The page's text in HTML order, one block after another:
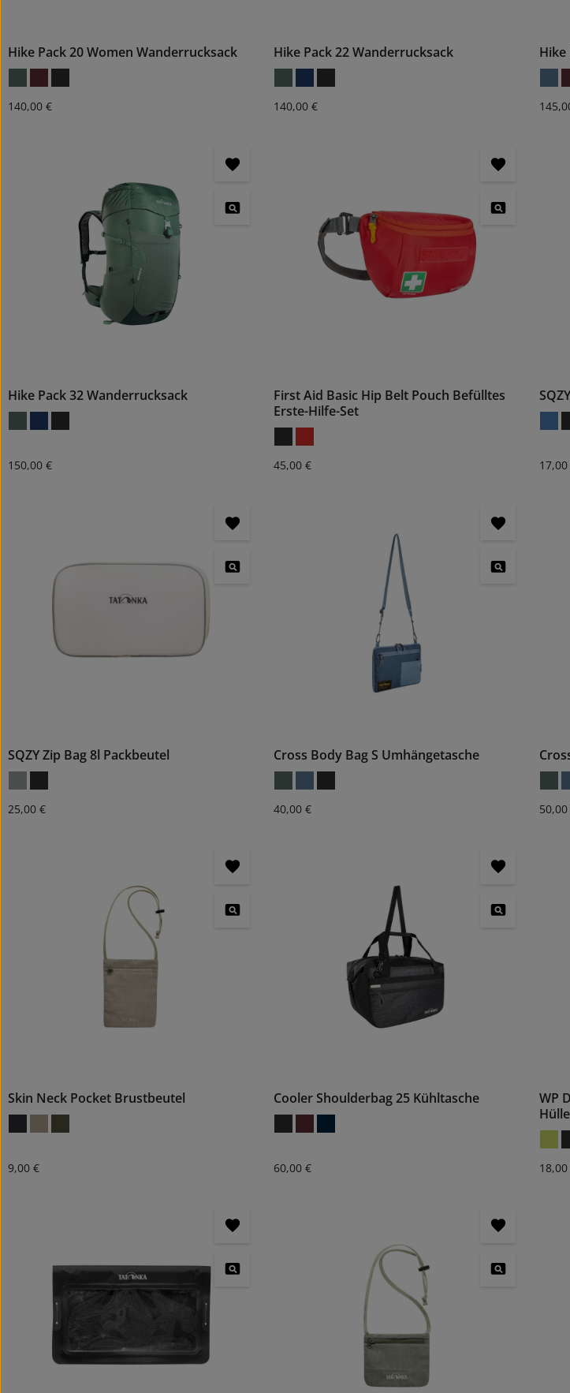
Hike Pack 20 Women Wanderrucksack
Regulärer Preis:
140,00 €
Hike Pack 22 Wanderrucksack
Regulärer Preis:
140,00 €
Hike
Hike Pack 32 Wanderrucksack
Regulärer Preis:
150,00 €
First Aid Basic Hip Belt Pouch Befülltes
Erste-Hilfe-Set
Regulärer Preis:
45,00 €
SQZY Zip Bag 8l Packbeutel
Regulärer Preis:
25,00 €
Cross Body Bag S Umhängetasche
Regulärer Preis:
40,00 €
Skin Neck Pocket Brustbeutel
Regulärer Preis:
9,00 €
Cooler Shoulderbag 25 Kühltasche
Regulärer Preis:
60,00 €
WP
Hülle